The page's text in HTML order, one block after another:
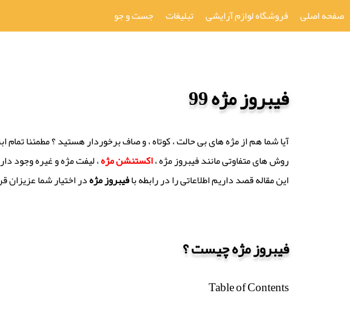
صفحه اصلی فروشگاه لوازم آرایشی تبلیغات جست و جو
فیبروز مژه 99
آیا شما هم از مژه های بی حالت ، کوتاه ، و صاف برخوردار هستید ؟ مطمئنا
روش های متفاوتی مانند فیبروز مژه ،اکستنشن مژه، لیفت مژه و غیره وجود
این مقاله قصد داریم اطلاعاتی را در رابطه بافیبروز مژهدر اختیار شما عزیزان
فیبروز مژه چیست ؟
Table of Contents